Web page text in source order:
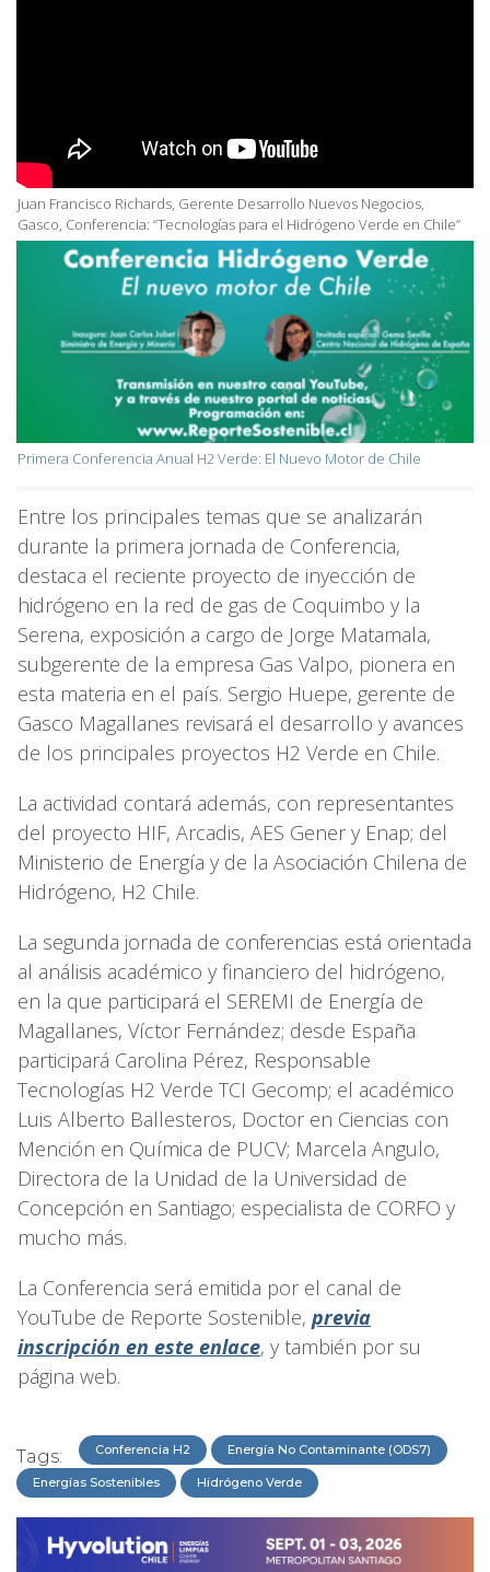
Juan Francisco Richards, Gerente Desarrollo Nuevos Negocios,
Gasco, Conferencia: “Tecnologías para el Hidrógeno Verde en Chile”
Primera Conferencia Anual H2 Verde: El Nuevo Motor de Chile
Entre los principales temas que se analizarán
durante la primera jornada de Conferencia,
destaca el reciente proyecto de inyección de
hidrógeno en la red de gas de Coquimbo y la
Serena, exposición a cargo de Jorge Matamala,
subgerente de la empresa Gas Valpo, pionera en
esta materia en el país. Sergio Huepe, gerente de
Gasco Magallanes revisará el desarrollo y avances
de los principales proyectos H2 Verde en Chile.
La actividad contará además, con representantes
del proyecto HIF, Arcadis, AES Gener y Enap; del
Ministerio de Energía y de la Asociación Chilena de
Hidrógeno, H2 Chile.
La segunda jornada de conferencias está orientada
al análisis académico y financiero del hidrógeno,
en la que participará el SEREMI de Energía de
Magallanes, Víctor Fernández; desde España
participará Carolina Pérez, Responsable
Tecnologías H2 Verde TCI Gecomp; el académico
Luis Alberto Ballesteros, Doctor en Ciencias con
Mención en Química de PUCV; Marcela Angulo,
Directora de la Unidad de la Universidad de
Concepción en Santiago; especialista de CORFO y
mucho más.
La Conferencia será emitida por el canal de
YouTube de Reporte Sostenible, previa
inscripción en este enlace, y también por su
página web.
Tags: Conferencia H2 Energía No Contaminante (ODS7)
Energías Sostenibles Hidrógeno Verde